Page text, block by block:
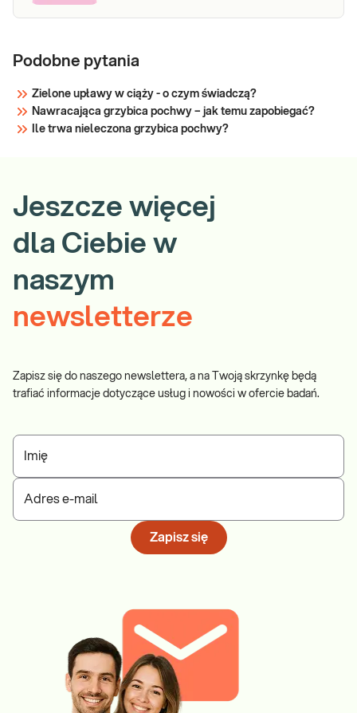
jakościowo
Podobne pytania
Zielone upławy w ciąży - o czym świadczą?
Nawracająca grzybica pochwy – jak temu zapobiegać?
Ile trwa nieleczona grzybica pochwy?
Jeszcze więcej
dla Ciebie w
naszym
newsletterze
Zapisz się do naszego newslettera, a na Twoją skrzynkę będą
trafiać informacje dotyczące usług i nowości w ofercie badań.
Imię
Adres e-mail
Zapisz się